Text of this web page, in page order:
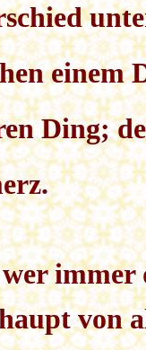
einem
Ding;
immer
von